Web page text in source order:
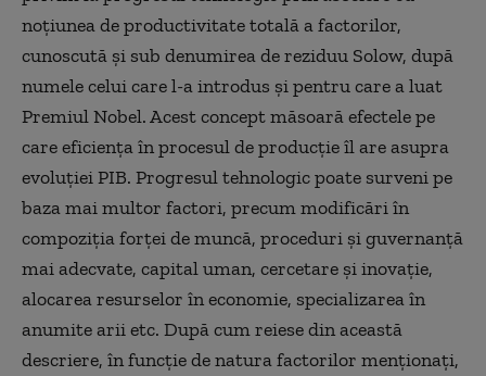
noțiunea de productivitate totală a factorilor,
cunoscută și sub denumirea de reziduu Solow, după
numele celui care l-a introdus și pentru care a luat
Premiul Nobel. Acest concept măsoară efectele pe
care eficiența în procesul de producție îl are asupra
evoluției PIB. Progresul tehnologic poate surveni pe
baza mai multor factori, precum modificări în
compoziția forței de muncă, proceduri și guvernanță
mai adecvate, capital uman, cercetare și inovație,
alocarea resurselor în economie, specializarea în
anumite arii etc. După cum reiese din această
descriere, în funcție de natura factorilor menționați,